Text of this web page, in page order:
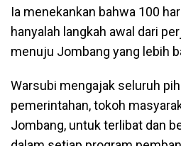
Ia menekankan bahwa 100
hanyalah langkah awal dari
menuju Jombang yang lebih
Warsubi mengajak seluruh
pemerintahan, tokoh
Jombang, untuk terlibat dan